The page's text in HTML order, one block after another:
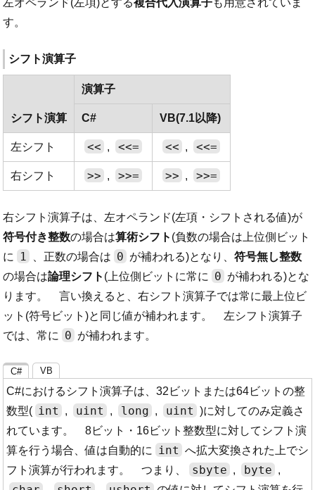
す。
シフト演算子
シフト演算
演算子
C# VB(7.1以降)
左シフト << , <<= << , <<=
右シフト >> , >>= >> , >>=
右シフト演算子は、左オペランド(左項・シフトされる値)が
符号付き整数の場合は算術シフト (負数の場合は上位側ビット
に
1 、正数の場合は 0 が補われる)となり、 符号無し整数
の場合は論理シフト (上位側ビットに常に 0 が補われる)とな
ります。 言い換えると、右シフト演算子では常に最上位ビ
ット(符号ビット)と同じ値が補われます。 左シフト演算子
では、常に
0 が補われます。
C# VB
C#におけるシフト演算子は、32ビットまたは64ビットの整
数型( int , uint , long , uint )に対してのみ定義さ
れています。 8ビット・16ビット整数型に対してシフト演
算を行う場合、値は自動的に
int へ拡大変換された上でシ
フト演算が行われます。 つまり、
sbyte , byte ,